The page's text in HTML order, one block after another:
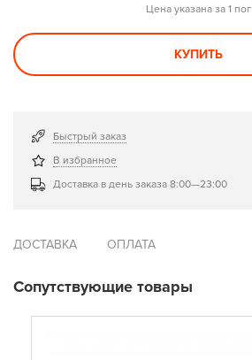
Цена указана за 1 пог
КУПИТЬ
Быстрый заказ
В избранное
Доставка в день заказа 8:00—23:00
ДОСТАВКА ОПЛАТА
Сопутствующие товары